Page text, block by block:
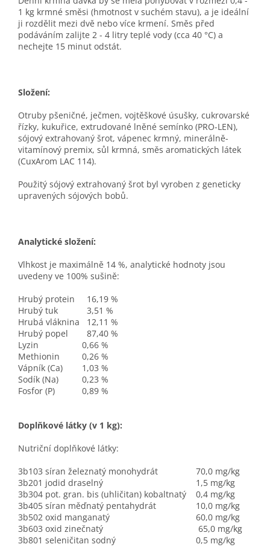
1 kg krmné směsi (hmotnost v suchém stavu), a je ideální
ji rozdělit mezi dvě nebo více krmení. Směs před
podáváním zalijte 2 - 4 litry teplé vody (cca 40 °C) a
nechejte 15 minut odstát.
Složení:
Otruby pšeničné, ječmen, vojtěškové úsušky, cukrovarské
řízky, kukuřice, extrudované lněné semínko (PRO-LEN),
sójový extrahovaný šrot, vápenec krmný, minerálně-
vitamínový premix, sůl krmná, směs aromatických látek
(CuxArom LAC 114).
Použitý sójový extrahovaný šrot byl vyroben z geneticky
upravených sójových bobů.
Analytické složení:
Vlhkost je maximálně 14 %, analytické hodnoty jsou
uvedeny ve 100% sušině:
Hrubý protein
16,19 %
Hrubý tuk
3,51 %
Hrubá vláknina
12,11 %
Hrubý popel
87,40 %
Lyzin
0,66 %
Methionin
0,26 %
Vápník (Ca)
1,03 %
Sodík (Na)
0,23 %
Fosfor (P)
0,89 %
Doplňkové látky (v 1 kg):
Nutriční doplňkové látky:
3b103 síran železnatý monohydrát
70,0 mg/kg
3b201 jodid draselný
1,5 mg/kg
3b304 pot. gran. bis (uhličitan) kobaltnatý 0,4 mg/kg
3b405 síran měďnatý pentahydrát
10,0 mg/kg
3b502 oxid manganatý
60,0 mg/kg
3b603 oxid zinečnatý
65,0 mg/kg
3b801 seleničitan sodný
0,5 mg/kg